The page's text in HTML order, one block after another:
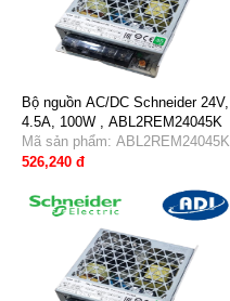
Bộ nguồn AC/DC Schneider 24V,
4.5A, 100W , ABL2REM24045K
Mã sản phẩm: ABL2REM24045K
526,240 đ